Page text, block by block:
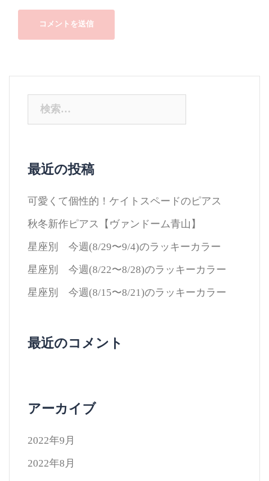
最近の投稿
可愛くて個性的！ケイトスペードのピアス
秋冬新作ピアス【ヴァンドーム青山】
星座別 今週(8/29〜9/4)のラッキーカラー
星座別 今週(8/22〜8/28)のラッキーカラー
星座別 今週(8/15〜8/21)のラッキーカラー
最近のコメント
アーカイブ
2022年9月
2022年8月